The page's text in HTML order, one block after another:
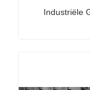
Industriële